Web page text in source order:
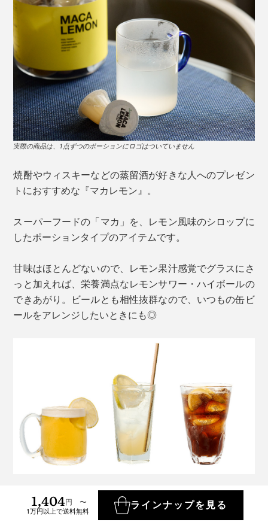
実際の商品は、1点ずつのポーションにロゴはついていません
焼酎やウィスキーなどの蒸留酒が好きな人へのプレゼン
トにおすすめな『マカレモン』。
スーパーフードの「マカ」を、レモン風味のシロップに
したポーションタイプのアイテムです。
甘味はほとんどないので、レモン果汁感覚でグラスにさ
っと加えれば、栄養満点なレモンサワー・ハイボールの
できあがり。ビールとも相性抜群なので、いつもの缶ビ
ールをアレンジしたいときにも◎
「マカ」はスーパーフードと呼ばれるだけあって、「ア
ルギニン」などのアミノ酸や「ギャバ」、ビタミン、ミ
1,404円 〜
1万円以上で送料無料
ラインナップを見る